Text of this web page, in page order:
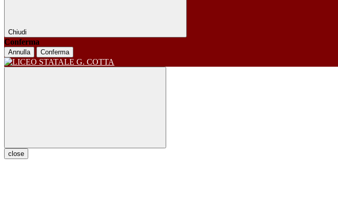
Chiudi
Conferma
Annulla Conferma
close